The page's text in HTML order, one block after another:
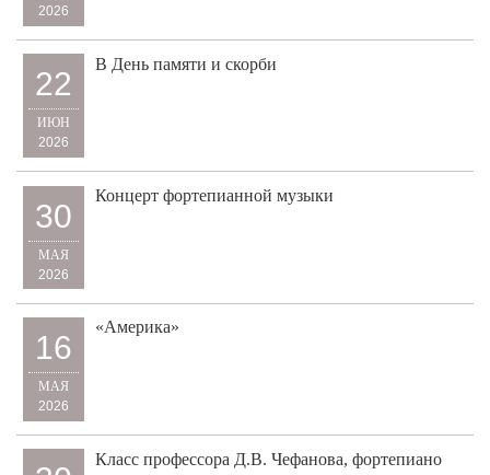
2026
22
ИЮН
2026
В День памяти и скорби
30
МАЯ
2026
Концерт фортепианной музыки
16
МАЯ
2026
«Америка»
Класс профессора Д.В. Чефанова, фортепиано